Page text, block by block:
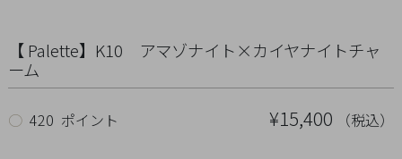
【 Palette】K10 アマゾナイト×カイヤナイトチャ
ーム
¥15,400 （税込）
○ 420 ポイント
Charm
Ring
Bracelet